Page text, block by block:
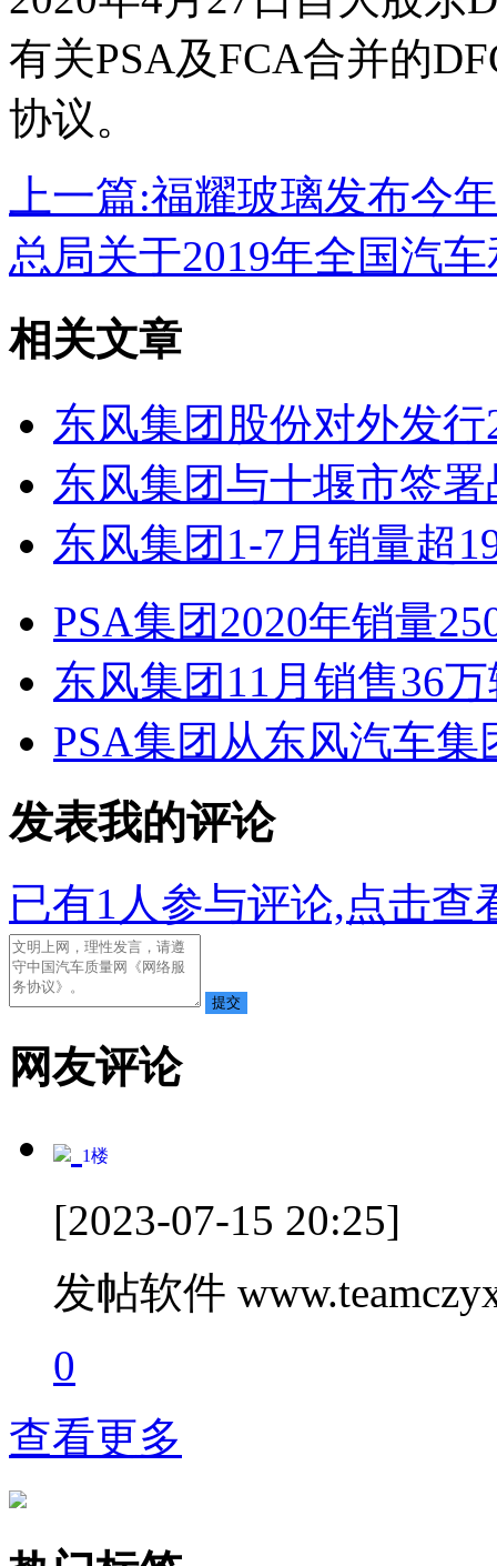
有关PSA及FCA合并的
协议。
上一篇:福耀玻璃发布今
总局关于2019年全国汽
相关文章
东风集团股份对外发
东风集团与十堰市签
东风集团1-7月销量超
PSA集团2020年销量
东风集团11月销售36
PSA集团从东风汽车
发表我的评论
已有1 人参与评论,点击查
网友评论
1楼
[2023-07-15 20:25]
发帖软件
0
查看更多